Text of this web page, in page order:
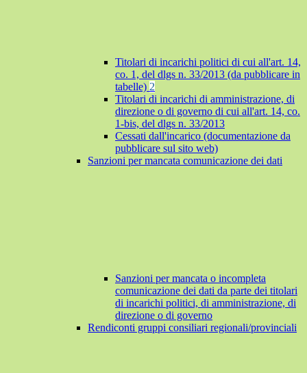
Titolari di incarichi politici di cui all'art. 14,
co. 1, del dlgs n. 33/2013 (da pubblicare in
tabelle) 2
Titolari di incarichi di amministrazione, di
direzione o di governo di cui all'art. 14, co.
1-bis, del dlgs n. 33/2013
Cessati dall'incarico (documentazione da
pubblicare sul sito web)
Sanzioni per mancata comunicazione dei dati
Sanzioni per mancata o incompleta
comunicazione dei dati da parte dei titolari
di incarichi politici, di amministrazione, di
direzione o di governo
Rendiconti gruppi consiliari regionali/provinciali